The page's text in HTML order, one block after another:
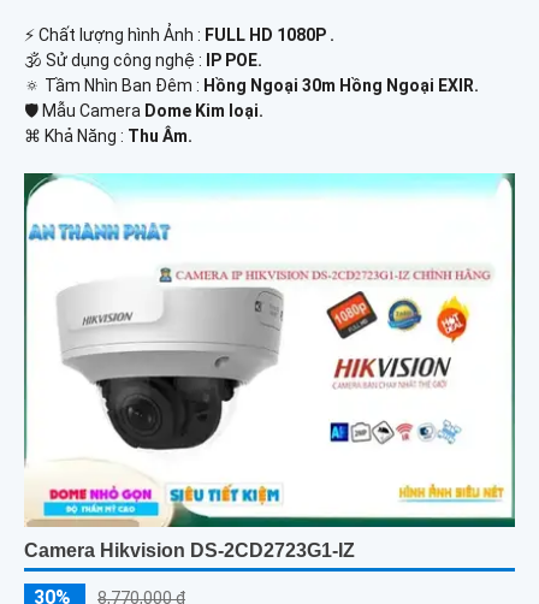
️⚡ Chất lượng hình Ảnh : FULL HD 1080P .
🕉️ Sử dụng công nghệ :
IP POE.
🔅 Tầm Nhìn Ban Đêm : Hồng Ngoại 30m Hồng Ngoại EXIR.
🛡 Mẫu Camera Dome Kim loại.
️⌘ Khả Năng : Thu Âm.
Camera Hikvision DS-2CD2723G1-IZ
30% 8,770,000 ₫